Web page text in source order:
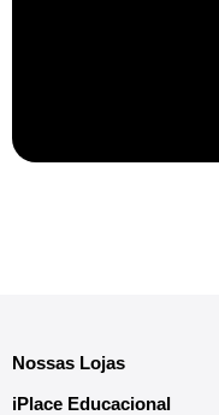
Nossas Lojas
iPlace Educacional